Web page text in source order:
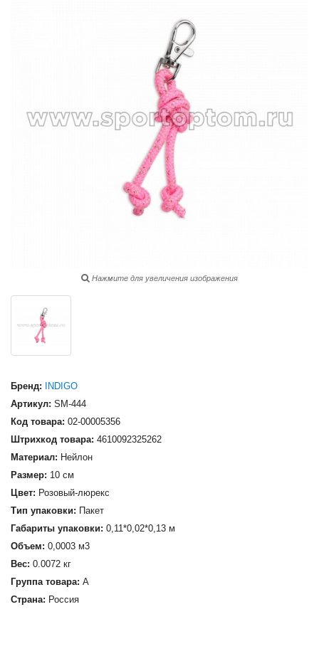
Нажмите для увеличения изображения
Бренд:
INDIGO
Артикул: SM-444
Код товара: 02-00005356
Штрихкод товара: 4610092325262
Материал: Нейлон
Размер: 10 см
Цвет: Розовый-люрекс
Тип упаковки: Пакет
Габариты упаковки: 0,11*0,02*0,13 м
Объем: 0,0003 м3
Вес: 0.0072 кг
Группа товара: А
Страна: Россия